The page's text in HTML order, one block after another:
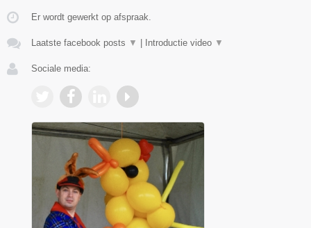
Er wordt gewerkt op afspraak.
Laatste facebook posts ▼ Introductie video ▼
Sociale media: